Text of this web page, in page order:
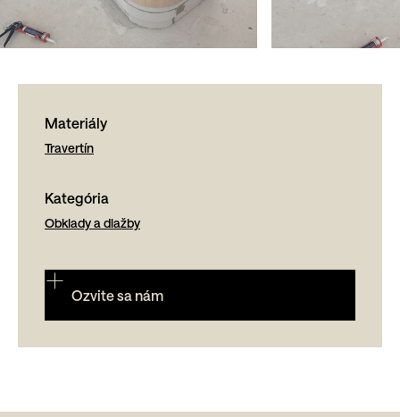
Materiály
Travertín
Kategória
Obklady a dlažby
Ozvite sa nám